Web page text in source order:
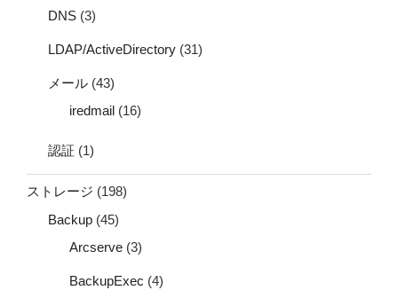
DNS (3)
LDAP/ActiveDirectory (31)
メール (43)
iredmail (16)
認証 (1)
ストレージ (198)
Backup (45)
Arcserve (3)
BackupExec (4)